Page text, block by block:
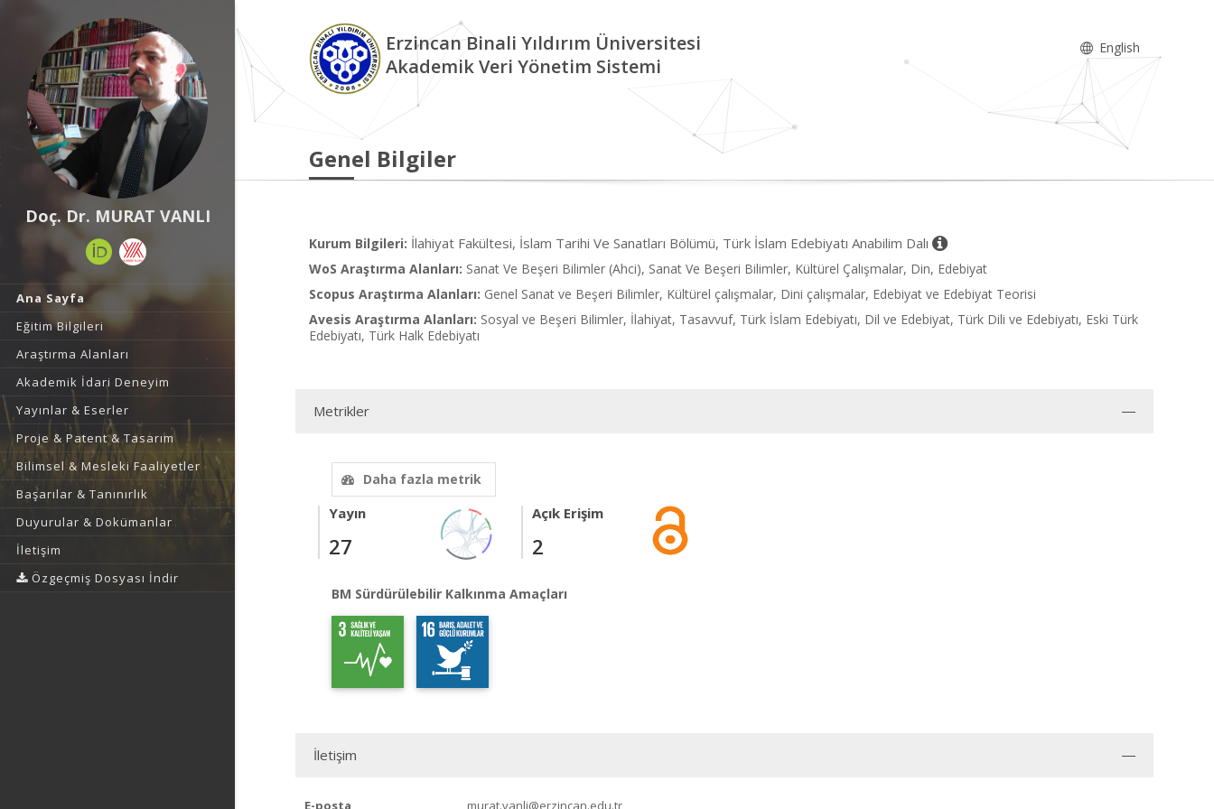
Doç. Dr. MURAT VANLI
Ana Sayfa
Eğitim Bilgileri
Araştırma Alanları
Akademik İdari Deneyim
Yayınlar & Eserler
Proje & Patent & Tasarım
Bilimsel & Mesleki Faaliyetler
Başarılar & Tanınırlık
Duyurular & Dokümanlar
İletişim
Özgeçmiş Dosyası İndir
Erzincan Binali Yıldırım Üniversitesi
Akademik Veri Yönetim Sistemi
English
Genel Bilgiler
Kurum Bilgileri: İlahiyat Fakültesi, İslam Tarihi Ve Sanatları Bölümü, Türk İslam Edebiyatı Anabilim Dalı
WoS Araştırma Alanları: Sanat Ve Beşeri Bilimler (Ahci), Sanat Ve Beşeri Bilimler, Kültürel Çalışmalar, Din, Edebiyat
Scopus Araştırma Alanları: Genel Sanat ve Beşeri Bilimler, Kültürel çalışmalar, Dini çalışmalar, Edebiyat ve Edebiyat Teorisi
Avesis Araştırma Alanları: Sosyal ve Beşeri Bilimler, İlahiyat, Tasavvuf, Türk İslam Edebiyatı, Dil ve Edebiyat, Türk Dili ve Edebiyatı, Eski Türk
Edebiyatı, Türk Halk Edebiyatı
Metrikler
Daha fazla metrik
Yayın
27
Açık Erişim
2
BM Sürdürülebilir Kalkınma Amaçları
İletişim
E-posta murat.vanli@erzincan.edu.tr